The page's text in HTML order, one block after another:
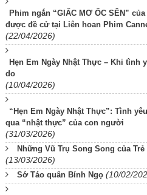
Phim ngắn “GIẤC MƠ ỐC SÊN”
được đề cử tại Liên hoan Phim
(22/04/2026)
Hẹn Em Ngày Nhật Thực – Khi
do
(10/04/2026)
“Hẹn Em Ngày Nhật Thực”: Tình
qua “nhật thực” của con người
(31/03/2026)
Những Vũ Trụ Song Song của
(13/03/2026)
Sớ Táo quân Bính Ngọ (10/02/